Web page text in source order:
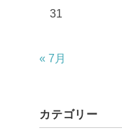
31
« 7月
カテゴリー